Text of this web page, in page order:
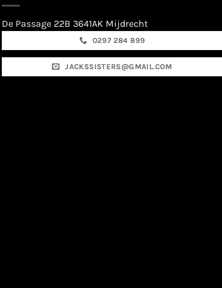
De Passage 22B 3641AK Mijdrecht
0297 284 899
JACKSSISTERS@GMAIL.COM